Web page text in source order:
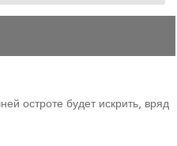
остроте будет искрить, вряд